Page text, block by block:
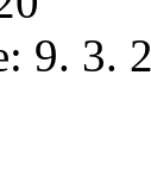
9. 3.